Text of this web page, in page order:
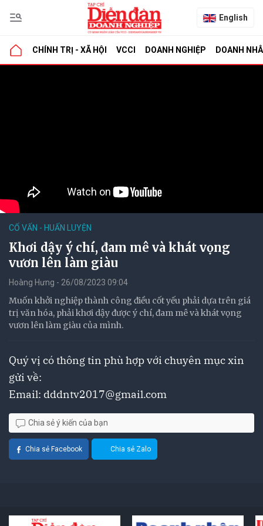
English
CHÍNH TRỊ - XÃ HỘI VCCI DOANH NGHIỆP DOANH
CỐ VẤN - HUẤN LUYỆN
Khơi dậy ý chí, đam mê và khát vọng
vươn lên làm giàu
Hoàng Hưng - 26/08/2023 09:04
Muốn khởi nghiệp thành công điều cốt yếu phải dựa trên giá
trị văn hóa, phải khơi dậy được ý chí, đam mê và khát vọng
vươn lên làm giàu của mình.
Quý vị có thông tin phù hợp với chuyên mục xin
gửi về:
Email: dddntv2017@gmail.com
Chia sẻ ý kiến của bạn
Chia sẻ Facebook Chia sẻ Zalo